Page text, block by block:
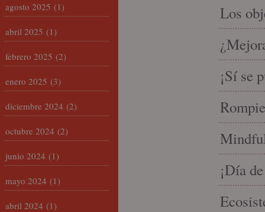
Los
¡Sí se
¡Día
agosto 2025 (1)
abril 2025 (1)
febrero 2025 (2)
enero 2025 (3)
diciembre 2024 (2)
octubre 2024 (2)
junio 2024 (1)
mayo 2024 (1)
abril 2024 (1)